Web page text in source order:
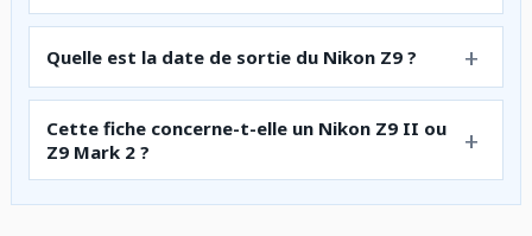
Quelle est la date de sortie du Nikon Z9 ?
Cette fiche concerne-t-elle un Nikon Z9 II ou
Z9 Mark 2 ?